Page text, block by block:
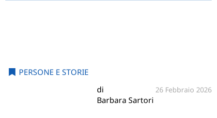
PERSONE E STORIE
di
Barbara Sartori
26 Febbraio 2026